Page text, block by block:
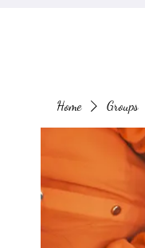
Home Groups